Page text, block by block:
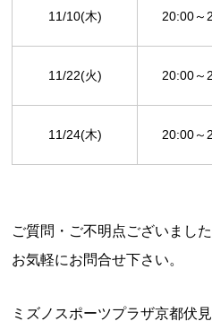
11/10(木) 20:00～
11/22(火) 20:00～
11/24(木) 20:00～
ご質問・ご不明点ございまし
お気軽にお問合せ下さい。
ミズノスポーツプラザ京都伏見